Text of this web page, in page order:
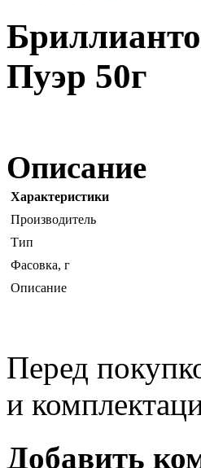
Пуэр 50г
Описание
Характеристики
Производитель
Тип
Фасовка, г
Описание
Перед
и
Добавить